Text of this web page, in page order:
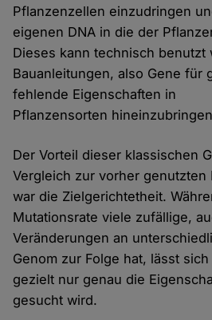
Pflanzenzellen einzudringen
eigenen DNA in die der
Dieses kann technisch benutzt
Bauanleitungen, also Gene für
fehlende Eigenschaften in
Pflanzensorten
Der Vorteil dieser klassischen
Vergleich zur vorher genutzten
war die Zielgerichtetheit.
Mutationsrate viele zufällige,
Veränderungen an
Genom zur Folge hat, lässt
gezielt nur genau die
gesucht wird.